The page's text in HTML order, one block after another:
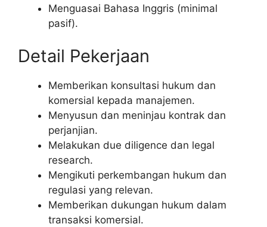
Menguasai Bahasa Inggris (minimal
pasif).
Detail Pekerjaan
Memberikan konsultasi hukum dan
komersial kepada manajemen.
Menyusun dan meninjau kontrak dan
perjanjian.
Melakukan due diligence dan legal
research.
Mengikuti perkembangan hukum dan
regulasi yang relevan.
Memberikan dukungan hukum dalam
transaksi komersial.